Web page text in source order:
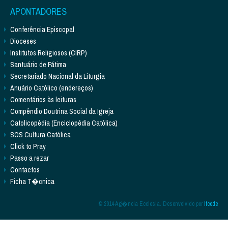
APONTADORES
Conferência Episcopal
Dioceses
Institutos Religiosos (CIRP)
Santuário de Fátima
Secretariado Nacional da Liturgia
Anuário Católico (endereços)
Comentários às leituras
Compêndio Doutrina Social da Igreja
Catolicopédia (Enciclopédia Católica)
SOS Cultura Católica
Click to Pray
Passo a rezar
Contactos
Ficha T�cnica
© 2014 Ag�ncia Ecclesia. Desenvolvido porItcode